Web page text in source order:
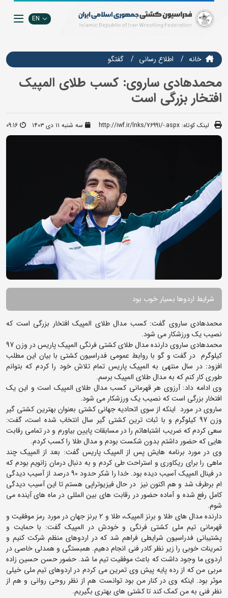
EN
خانه اطلاع رسانی گفتگو
محمدهادی ساروی: کسب طلای المپیک
افتخار بزرگی است
لینک کوتاه: http://iwf.ir/lnks/76991/-.aspx سه شنبه ۱۱ دی ۱۴۰۳ 09:16
شرایط اردوها بسیار خوب بود
محمدهادی ساروی گفت: کسب مدال طلای المپیک افتخار بزرگی است که
نصیب یک ورزشکار می شود.
محمدهادی ساروی دارنده مدال طلای کشتی فرنگی المپیک پاریس در وزن 97
کیلوگرم در گفت و گو با روابط عمومی فدراسیون کشتی با بیان این مطلب
افزود: در سال منتهی به المپیک پاریس تمام تلاش خود را کردم که بتوانم
طوری کار کنم که به مدال طلای المپیک برسم.
وی ادامه داد: آرزوی هر قهرمانی کسب مدال طلای المپیک است و این یک
افتخار بزرگی است که نصیب یک ورزشکار می شود.
ساروی در مورد اینکه از سوی اتحادیه جهانی کشتی بعنوان بهترین کشتی گیر
وزن 97 کیلوگرم و با ثبات ترین کشتی گیر سال انتخاب شده است، گفت:
سعی کردم که ضریب اشتباهاتم را در مسابقات پایین بیاورم و در تمامی رقابت
هایی که حضور داشتم بدون شکست بودم و مدال طلا را کسب کردم.
وی در مورد برنامه هایش پس از المپیک پاریس گفت: بعد از المپیک چند
ماهی را برای ریکاوری و استراحت طی کردم و به دنبال درمان زانویم بودم که
در فینال المپیک آسیب دیده بود. خدا را شکر حدود 90 درصد از آسیب دیدگی
ام برطرف شد و هم اکنون نیز در حال فیزیوتراپی هستم تا این آسیب دیدگی
کامل رفع شده و آماده حضور در رقابت های بین المللی در ماه های آینده می
شوم.
دارنده مدال های طلا و برنز المپیک، طلا و 2 برنز جهان در مورد رمز موفقیت و
قهرمانی تیم ملی کشتی فرنگی و خودش در المپیک گفت: با حمایت و
پشتیبانی فدراسیون شرایطی فراهم شد که در اردوهای منظم شرکت کنیم و
تمرینات خوبی را زیر نظر کادر فنی انجام دهیم. همبستگی و همدلی خاصی در
اردوی ما وجود داشت که باعث موفقیت تیم ما شد. حضور حسن حسین زاده
مربی من که از رده پایه پیش وی تمرین می کردم در اردوهای تیم ملی خیلی
موثر بود. اینکه وی در کنار من بود توانست هم از نظر روحی روانی و هم از
نظر فنی به من کمک کند تا کشتی های بهتری بگیریم.